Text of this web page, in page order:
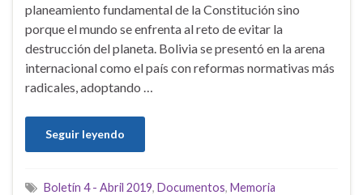
planeamiento fundamental de la Constitución sino
porque el mundo se enfrenta al reto de evitar la
destrucción del planeta. Bolivia se presentó en la arena
internacional como el país con reformas normativas más
radicales, adoptando …
Seguir leyendo
Boletín 4 - Abril 2019, Documentos, Memoria